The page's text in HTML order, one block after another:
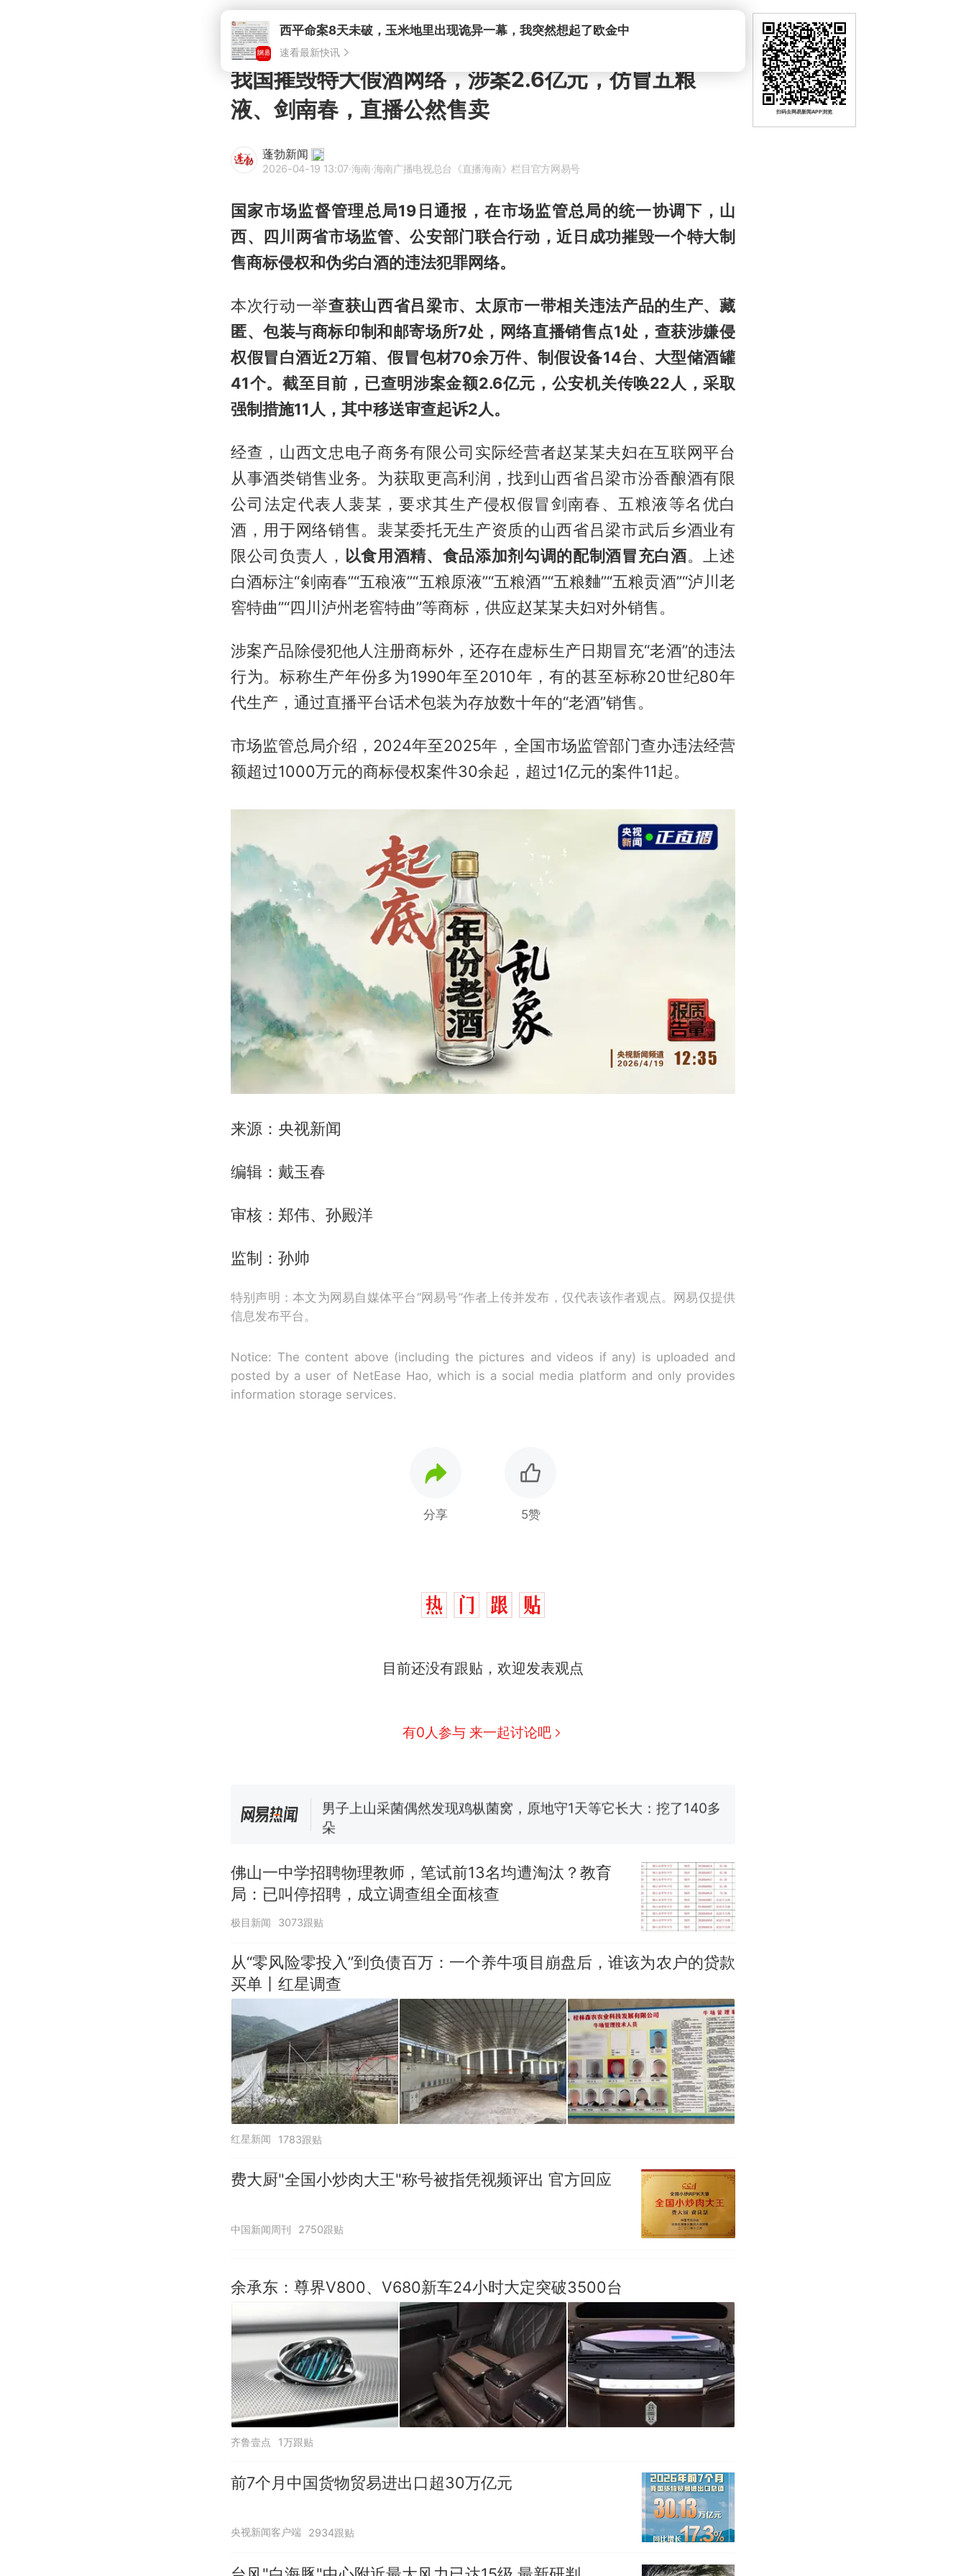
我国摧毁特大假酒网络，涉案2.6亿元，仿冒五粮
液、剑南春，直播公然售卖
蓬勃新闻
2026-04-19 13:07·海南·海南广播电视总台《直播海南》栏目官方网易号
国家市场监督管理总局19日通报，在市场监管总局的统一协调下，山
西、四川两省市场监管、公安部门联合行动，近日成功摧毁一个特大制
售商标侵权和伪劣白酒的违法犯罪网络。
本次行动一举查获山西省吕梁市、太原市一带相关违法产品的生产、藏
匿、包装与商标印制和邮寄场所7处，网络直播销售点1处，查获涉嫌侵
权假冒白酒近2万箱、假冒包材70余万件、制假设备14台、大型储酒罐
41个。截至目前，已查明涉案金额2.6亿元，公安机关传唤22人，采取
强制措施11人，其中移送审查起诉2人。
经查，山西文忠电子商务有限公司实际经营者赵某某夫妇在互联网平台
从事酒类销售业务。为获取更高利润，找到山西省吕梁市汾香酿酒有限
公司法定代表人裴某，要求其生产侵权假冒剑南春、五粮液等名优白
酒，用于网络销售。裴某委托无生产资质的山西省吕梁市武后乡酒业有
限公司负责人， 以食用酒精、食品添加剂勾调的配制酒冒充白酒。上述
白酒标注“剣南春”“五稂液”“五粮原液”“五粮酒”“五粮麯”“五粮贡酒”“泸川老
窖特曲”“四川泸州老窖特曲”等商标，供应赵某某夫妇对外销售。
涉案产品除侵犯他人注册商标外，还存在虚标生产日期冒充“老酒”的违法
行为。标称生产年份多为1990年至2010年，有的甚至标称20世纪80年
代生产，通过直播平台话术包装为存放数十年的“老酒”销售。
市场监管总局介绍，2024年至2025年，全国市场监管部门查办违法经营
额超过1000万元的商标侵权案件30余起，超过1亿元的案件11起。
来源：央视新闻
编辑：戴玉春
审核：郑伟、孙殿洋
监制：孙帅
特别声明：本文为网易自媒体平台“网易号”作者上传并发布，仅代表该作者观点。网易仅提供
信息发布平台。
Notice: The content above (including the pictures and videos if any) is uploaded and
posted by a user of NetEase Hao, which is a social media platform and only provides
information storage services.
分享 5赞
目前还没有跟贴，欢迎发表观点
有0人参与 来一起讨论吧
制裁瓜子饺子，美国怕什么？
男子上山采菌偶然发现鸡枞菌窝，原地守1天等它长大：挖了140多
朵
参考消息）
笔试第一被第二名传话劝弃考 官方通报
那个在床头放菜刀的女孩，因老师一句“跟我回家”改写了人生
佛山一中学招聘物理教师，笔试前13名均遭淘汰？教育
局：已叫停招聘，成立调查组全面核查
极目新闻 3073跟贴
从“零风险零投入”到负债百万：一个养牛项目崩盘后，谁该为农户的贷款
买单丨红星调查
红星新闻 1783跟贴
费大厨"全国小炒肉大王"称号被指凭视频评出 官方回应
中国新闻周刊 2750跟贴
余承东：尊界V800、V680新车24小时大定突破3500台
齐鲁壹点 1万跟贴
前7个月中国货物贸易进出口超30万亿元
央视新闻客户端 2934跟贴
扫码去网易新闻APP浏览